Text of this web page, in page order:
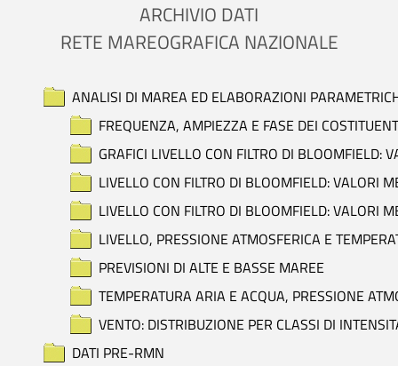
ARCHIVIO DATI
RETE MAREOGRAFICA NAZIONALE
ANALISI DI MAREA ED ELABORAZIONI
FREQUENZA, AMPIEZZA E FASE DEI
GRAFICI LIVELLO CON FILTRO DI BLOOMFIELD:
LIVELLO CON FILTRO DI BLOOMFIELD: VALORI
LIVELLO CON FILTRO DI BLOOMFIELD: VALORI
LIVELLO, PRESSIONE ATMOSFERICA E
PREVISIONI DI ALTE E BASSE MAREE
TEMPERATURA ARIA E ACQUA, PRESSIONE
VENTO: DISTRIBUZIONE PER CLASSI DI
DATI PRE-RMN